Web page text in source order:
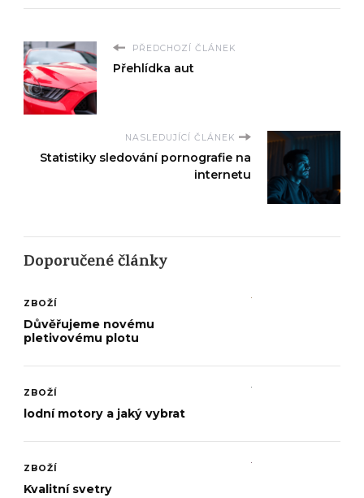
PŘEDCHOZÍ ČLÁNEK
Přehlídka aut
NASLEDUJÍCÍ ČLÁNEK
Statistiky sledování pornografie na
internetu
Doporučené články
ZBOŽÍ
Důvěřujeme novému
pletivovému plotu
ZBOŽÍ
lodní motory a jaký vybrat
ZBOŽÍ
Kvalitní svetry